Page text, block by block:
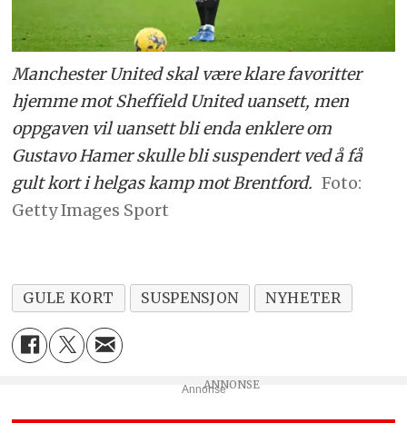
Manchester United skal være klare favoritter
hjemme mot Sheffield United uansett, men
oppgaven vil uansett bli enda enklere om
Gustavo Hamer skulle bli suspendert ved å få
gult kort i helgas kamp mot Brentford.
Getty Images Sport
GULE KORT SUSPENSJON NYHETER
Annonse